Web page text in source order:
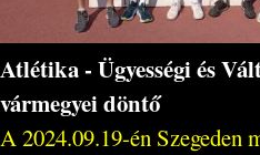
Atlétika - Ügyességi és
vármegyei döntő
A 2024.09.19-én Szegeden